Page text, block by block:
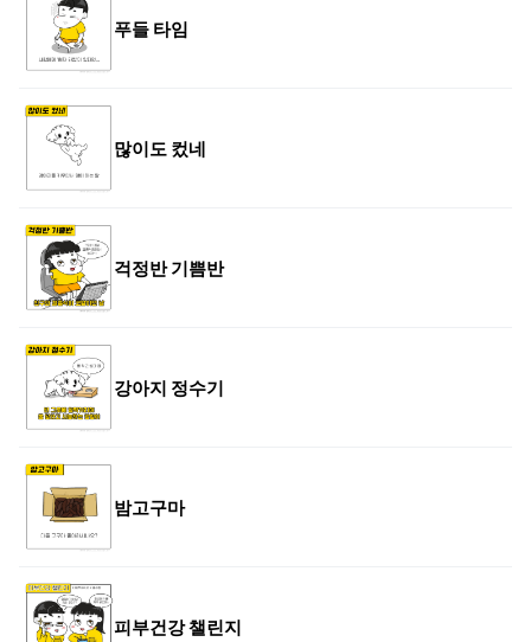
푸들 타임
많이도 컸네
걱정반 기쁨반
강아지 정수기
밤고구마
피부건강 챌린지